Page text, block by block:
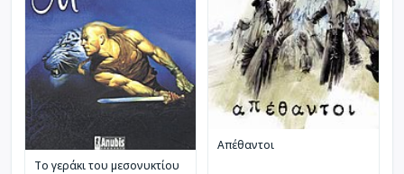
Το γεράκι του μεσονυκτίου
Απέθαντοι